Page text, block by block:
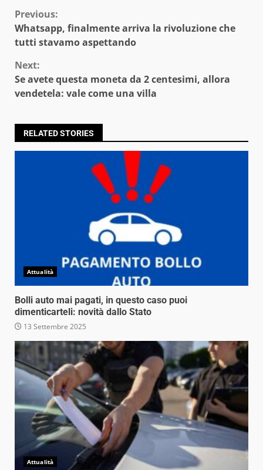
Continue
Reading
Previous:
Whatsapp, finalmente arriva la rivoluzione che
tutti stavamo aspettando
Next:
Se avete questa moneta da 2 centesimi, allora
vendetela: vale come una villa
RELATED STORIES
Attualità
Bolli auto mai pagati, in questo caso puoi
dimenticarteli: novità dallo Stato
13 Settembre 2025
Attualità